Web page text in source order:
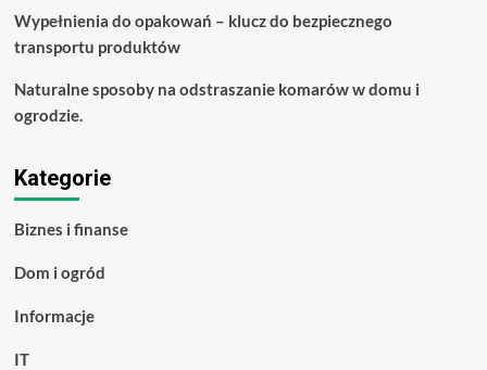
Wypełnienia do opakowań – klucz do bezpiecznego
transportu produktów
Naturalne sposoby na odstraszanie komarów w domu i
ogrodzie.
Kategorie
Biznes i finanse
Dom i ogród
Informacje
IT